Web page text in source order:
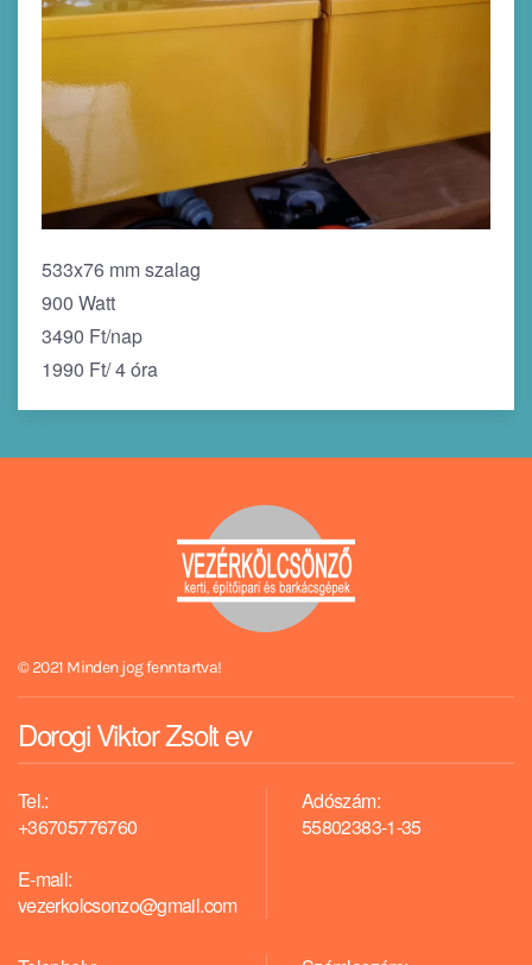
533x76 mm szalag
900 Watt
3490 Ft/nap
1990 Ft/ 4 óra
© 2021 Minden jog fenntartva!
Dorogi Viktor Zsolt ev
Tel.:
+36705776760
E-mail:
vezerkolcsonzo@gmail.com
Adószám:
55802383-1-35